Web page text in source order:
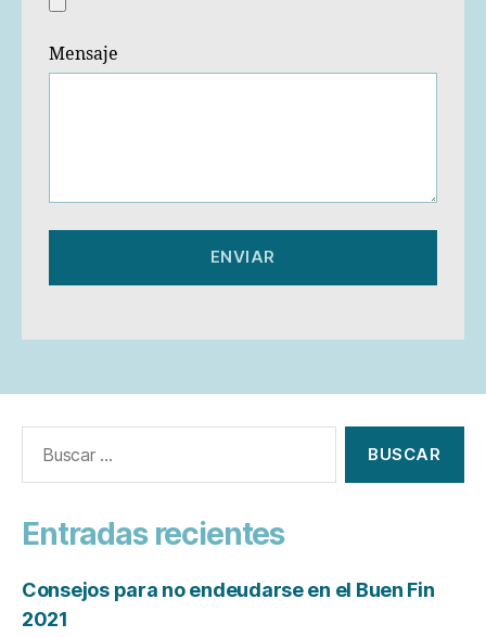
Mensaje
ENVIAR
Entradas recientes
Consejos para no endeudarse en el Buen Fin
2021